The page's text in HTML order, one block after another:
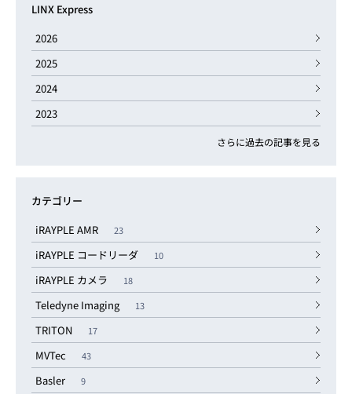
LINX Express
2026
2025
2024
2023
さらに過去の記事を見る
カテゴリー
iRAYPLE AMR
23
iRAYPLE コードリーダ 10
iRAYPLE カメラ 18
Teledyne Imaging 13
TRITON 17
MVTec 43
Basler 9